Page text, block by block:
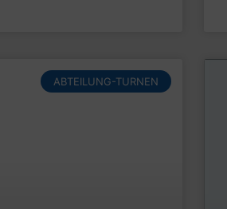
ABTEILUNG-TURNEN